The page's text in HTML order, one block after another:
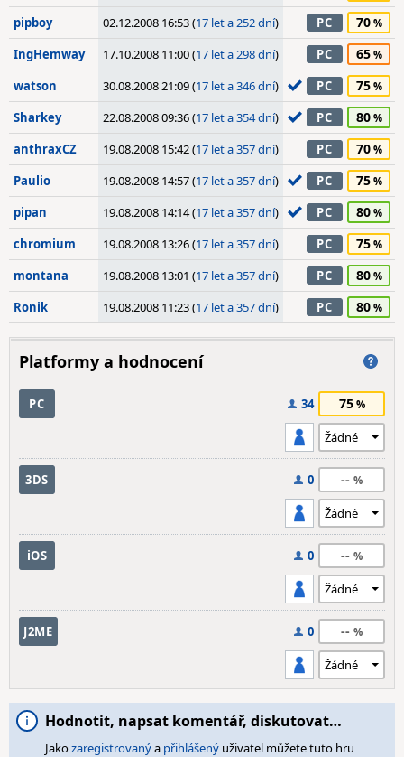
pipboy 02.12.2008 16:53 (17 let a 252 dní) PC 70
IngHemway 17.10.2008 11:00 (17 let a 298 dní) PC 65
watson 30.08.2008 21:09 (17 let a 346 dní) PC 75
Sharkey 22.08.2008 09:36 (17 let a 354 dní) PC 80
anthraxCZ 19.08.2008 15:42 (17 let a 357 dní) PC 70
Paulio 19.08.2008 14:57 (17 let a 357 dní) PC 75
pipan 19.08.2008 14:14 (17 let a 357 dní) PC 80
chromium 19.08.2008 13:26 (17 let a 357 dní) PC 75
montana 19.08.2008 13:01 (17 let a 357 dní) PC 80
Ronik 19.08.2008 11:23 (17 let a 357 dní) PC 80
Platformy a hodnocení
PC 34 75
3DS 0 --
iOS 0 --
J2ME 0 --
Hodnotit, napsat komentář, diskutovat…
Jakozaregistrovanýa přihlášený uživatel můžete tuto hru